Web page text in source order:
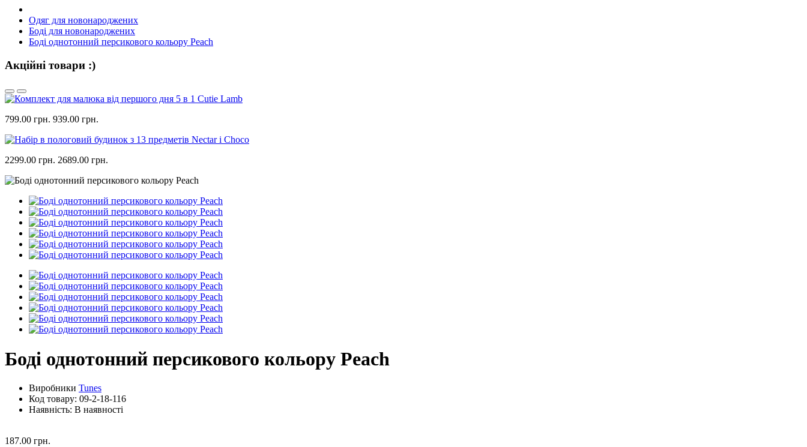
Одяг для новонароджених
Боді для новонароджених
Боді однотонний персикового кольору Peach
Акційні товари :)
799.00 грн. 939.00 грн.
2299.00 грн. 2689.00 грн.
Боді однотонний персикового кольору Peach
Виробники Tunes
Код товару: 09-2-18-116
Наявність: В наявності
187.00 грн.